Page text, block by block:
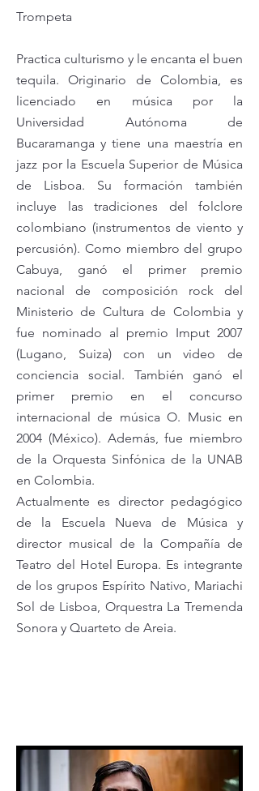
Trompeta
Practica culturismo y le encanta el buen
tequila. Originario de Colombia, es
licenciado en música por la
Universidad Autónoma de
Bucaramanga y tiene una maestría en
jazz por la Escuela Superior de Música
de Lisboa. Su formación también
incluye las tradiciones del folclore
colombiano (instrumentos de viento y
percusión). Como miembro del grupo
Cabuya, ganó el primer premio
nacional de composición rock del
Ministerio de Cultura de Colombia y
fue nominado al premio Imput 2007
(Lugano, Suiza) con un video de
conciencia social. También ganó el
primer premio en el concurso
internacional de música O. Music en
2004 (México). Además, fue miembro
de la Orquesta Sinfónica de la UNAB
en Colombia.
Actualmente es director pedagógico
de la Escuela Nueva de Música y
director musical de la Compañía de
Teatro del Hotel Europa. Es integrante
de los grupos Espírito Nativo, Mariachi
Sol de Lisboa, Orquestra La Tremenda
Sonora y Quarteto de Areia.